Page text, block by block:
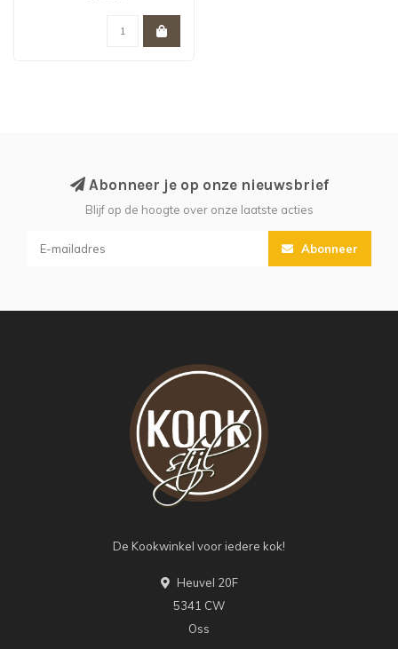
Abonneer je op onze nieuwsbrief
Blijf op de hoogte over onze laatste acties
Abonneer
De Kookwinkel voor iedere kok!
Heuvel 20F
5341 CW
Oss